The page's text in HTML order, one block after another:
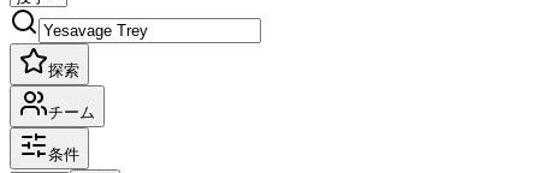
探索
チーム
条件